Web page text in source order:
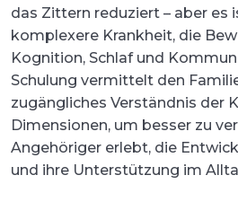
das Zittern reduziert – aber es
komplexere Krankheit, die
Kognition, Schlaf und
Schulung vermittelt den
zugängliches Verständnis der
Dimensionen, um besser zu
Angehöriger erlebt, die
und ihre Unterstützung im